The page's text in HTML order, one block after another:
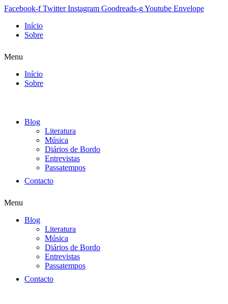
Facebook-f Twitter Instagram Goodreads-gYoutube Envelope
Início
Sobre
Menu
Início
Sobre
Blog
Literatura
Música
Diários de Bordo
Entrevistas
Passatempos
Contacto
Menu
Blog
Literatura
Música
Diários de Bordo
Entrevistas
Passatempos
Contacto